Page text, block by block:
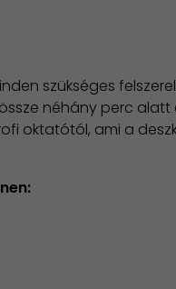
szükséges
néhány perc alatt
oktatótól, ami a